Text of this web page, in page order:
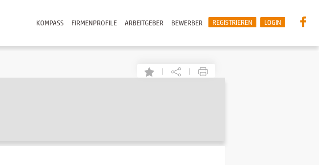
LOGIN
REGISTRIEREN
BEWERBER
ARBEITGEBER
FIRMENPROFILE
KOMPASS
| |